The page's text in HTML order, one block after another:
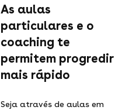
As aulas
particulares e o
coaching te
permitem progredir
mais rápido
Seja através de aulas em